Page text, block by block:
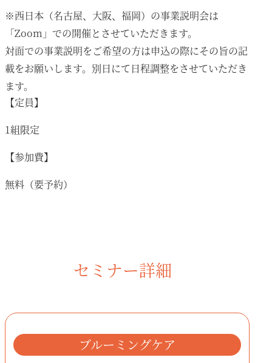
※西日本（名古屋、大阪、福岡）の事業説明会は
「Zoom」での開催とさせていただきます。
対面での事業説明をご希望の方は申込の際にその旨の記
載をお願いします。別日にて日程調整をさせていただき
ます。
【定員】
1組限定
【参加費】
無料（要予約）
セミナー詳細
ブルーミングケア